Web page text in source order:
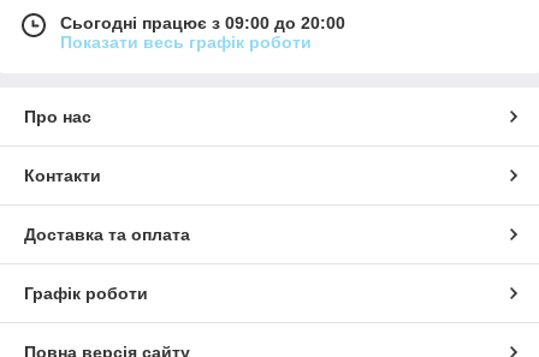
Сьогодні працює з 09:00 до 20:00
Показати весь графік роботи
Про нас
Контакти
Доставка та оплата
Графік роботи
Повна версія сайту